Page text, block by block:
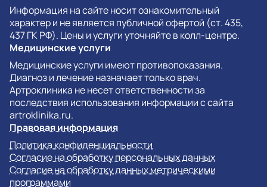
Информация на сайте носит ознакомительный
характер и не является публичной офертой (ст. 435,
437 ГК РФ). Цены и услуги уточняйте в колл-центре.
Медицинские услуги
Медицинские услуги имеют противопоказания.
Диагноз и лечение назначает только врач.
Артроклиника не несет ответственности за
последствия использования информации с сайта
artroklinika.ru.
Правовая информация
Политика конфиденциальности
Согласие на обработку персональных данных
Согласие на обработку данных метрическими
программами